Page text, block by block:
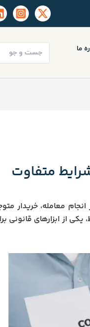
ما
برای:
متفاوت
معامله، خریدار
از ابزارهای قانونی